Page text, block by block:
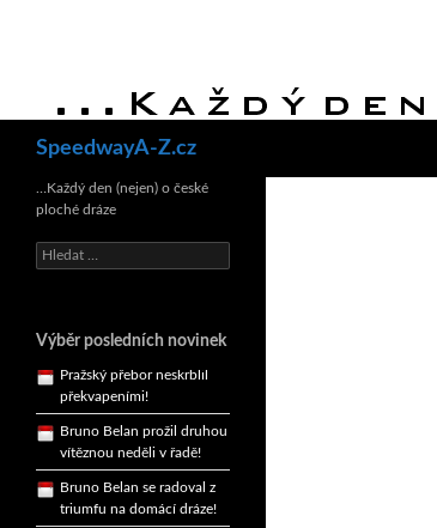
SpeedwayA-Z.cz
…Každý den (nejen) o české
ploché dráze
Vyhledávání
Výběr posledních novinek
triumfu na domácí dráze!
dlouhodrážní titul!
Pražský přebor neskrblil
Bruno Belan prožil druhou
vítěznou neděli v řadě!
Bruno Belan se radoval z
triumfu na domácí dráze!
Andy Appleton obhájil
dlouhodrážní titul!